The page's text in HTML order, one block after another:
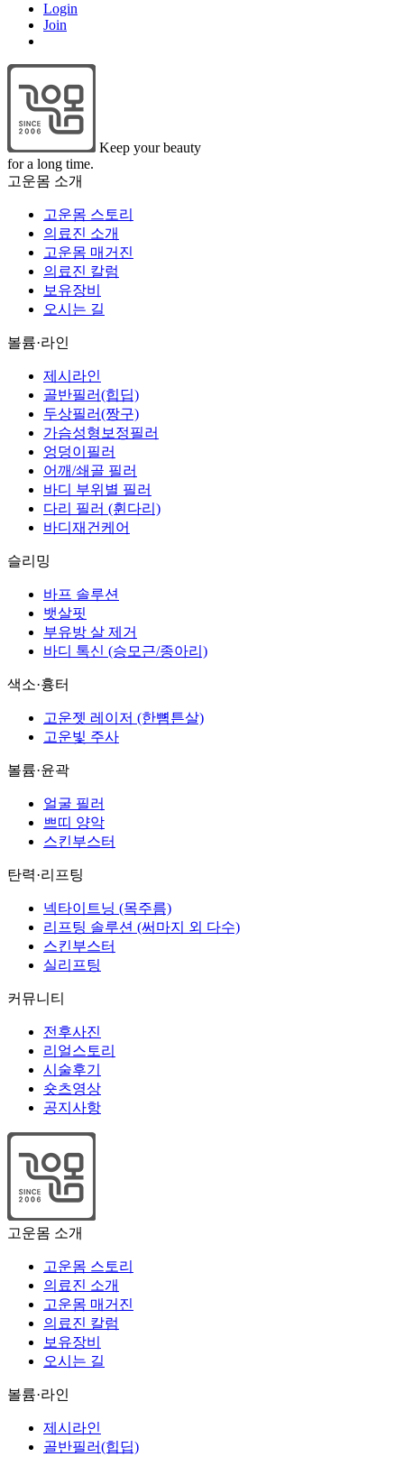
Login
Join
Keep your beauty
for a long time.
고운몸 소개
고운몸 스토리
의료진 소개
고운몸 매거진
의료진 칼럼
보유장비
오시는 길
볼륨·라인
제시라인
골반필러(힙딥)
두상필러(짱구)
가슴성형보정필러
엉덩이필러
어깨/쇄골 필러
바디 부위별 필러
다리 필러 (휜다리)
바디재건케어
슬리밍
바프 솔루션
뱃살핏
부유방 살 제거
바디 톡신 (승모근/종아리)
색소·흉터
고운젯 레이저 (한뼘튼살)
고운빛 주사
볼륨·윤곽
얼굴 필러
쁘띠 양악
스킨부스터
탄력·리프팅
넥타이트닝 (목주름)
리프팅 솔루션 (써마지 외 다수)
스킨부스터
실리프팅
커뮤니티
전후사진
리얼스토리
시술후기
숏츠영상
공지사항
고운몸 소개
고운몸 스토리
의료진 소개
고운몸 매거진
의료진 칼럼
보유장비
오시는 길
볼륨·라인
제시라인
골반필러(힙딥)